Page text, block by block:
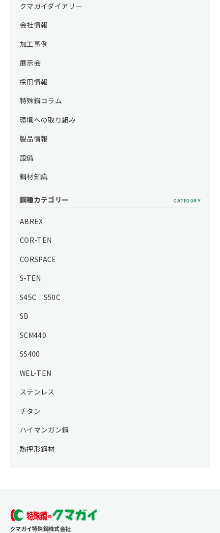
クマガイダイアリー
会社情報
加工事例
展示会
採用情報
特殊鋼コラム
環境への取り組み
製品情報
設備
鋼材知識
鋼種カテゴリー CATEGORY
ABREX
COR-TEN
CORSPACE
S-TEN
S45C S50C
SB
SCM440
SS400
WEL-TEN
ステンレス
チタン
ハイマンガン鋼
熱押形鋼材
クマガイ特殊鋼株式会社